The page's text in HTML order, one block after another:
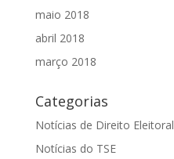
maio 2018
abril 2018
março 2018
Categorias
Notícias de Direito Eleitoral
Notícias do TSE